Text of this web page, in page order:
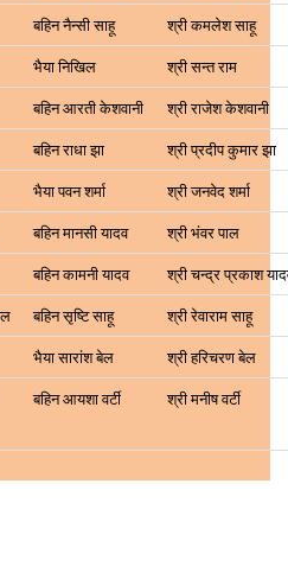
बहिन नैन्सी साहू
श्री कमलेश साहू
भैया निखिल
श्री सन्त राम
बहिन आरती केशवानी
श्री राजेश केशवानी
बहिन राधा झा
श्री प्रदीप कुमार झा
भैया पवन शर्मा
श्री जनवेद शर्मा
बहिन मानसी यादव
श्री भंवर पाल
बहिन कामनी यादव
श्री चन्द्र प्रकाश
बहिन सृष्टि साहू
श्री रेवाराम साहू
भैया सारांश बेल
श्री हरिचरण बेल
बहिन आयशा वर्टी श्री मनीष वर्टी